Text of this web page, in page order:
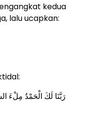
kedua
lalu ucapkan:
رَبَّنَا لَكَ الْحَمْدُ